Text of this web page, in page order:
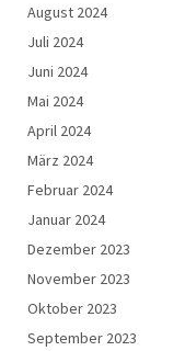
August 2024
Juli 2024
Juni 2024
Mai 2024
April 2024
März 2024
Februar 2024
Januar 2024
Dezember 2023
November 2023
Oktober 2023
September 2023